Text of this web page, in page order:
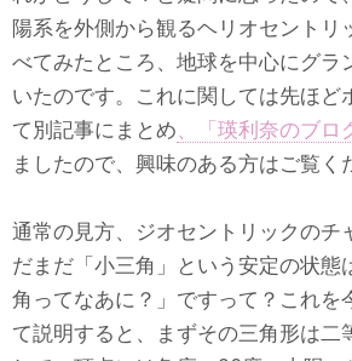
陽系を外側から観るヘリオセントリ
べてみたところ、地球を中心にグラ
いたのです。これに関しては先ほど
て別記事にまとめ、「瑛利奈のブロ
ましたので、興味のある方はご覧く
通常の見方、ジオセントリックのチ
だまだ「小三角」という安定の状態
角ってなあに？」ですって？これを
て説明すると、まずその三角形は二